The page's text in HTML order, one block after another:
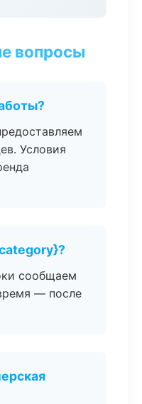
вопросы
Условия
сообщаем
— после